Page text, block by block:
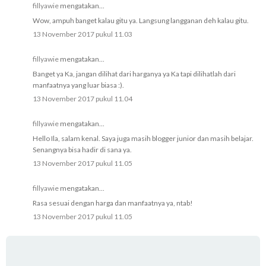
fillyawie mengatakan...
Wow, ampuh banget kalau gitu ya. Langsung langganan deh kalau gitu.
13 November 2017 pukul 11.03
fillyawie mengatakan...
Banget ya Ka, jangan dilihat dari harganya ya Ka tapi dilihatlah dari
manfaatnya yang luar biasa :).
13 November 2017 pukul 11.04
fillyawie mengatakan...
Hello Ila, salam kenal. Saya juga masih blogger junior dan masih belajar.
Senangnya bisa hadir di sana ya.
13 November 2017 pukul 11.05
fillyawie mengatakan...
Rasa sesuai dengan harga dan manfaatnya ya, ntab!
13 November 2017 pukul 11.05